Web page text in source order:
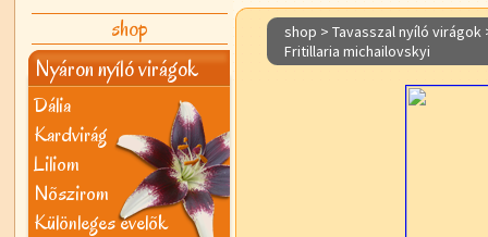
shop
Nyáron nyíló virágok
Dália
Kardvirág
Liliom
Nõszirom
Különleges évelõk
shop > Tavasszal nyíló virágok
Fritillaria michailovskyi